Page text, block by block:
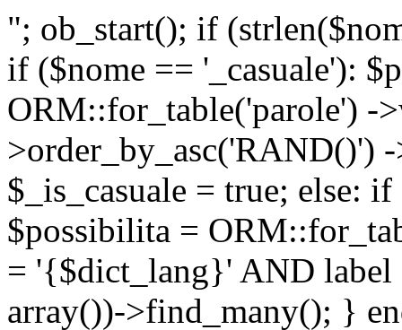
"; ob_start(); if
if ($nome == '_casuale'):
ORM::for_table('parole') -
>order_by_asc('RAND()')
$_is_casuale = true; else:
$possibilita =
= '{$dict_lang}' AND
array())->find_many(); }